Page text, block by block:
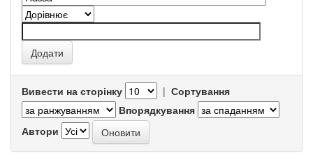
Вивести на сторінку | Сортування
Впорядкування
Автори